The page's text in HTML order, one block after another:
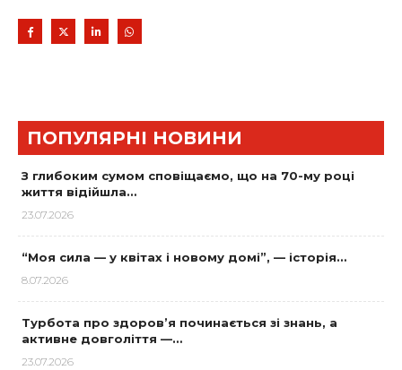
ПОПУЛЯРНІ НОВИНИ
З глибоким сумом сповіщаємо, що на 70-му році
життя відійшла…
23.07.2026
“Моя сила — у квітах і новому домі”, — історія…
8.07.2026
Турбота про здоров’я починається зі знань, а
активне довголіття —…
23.07.2026